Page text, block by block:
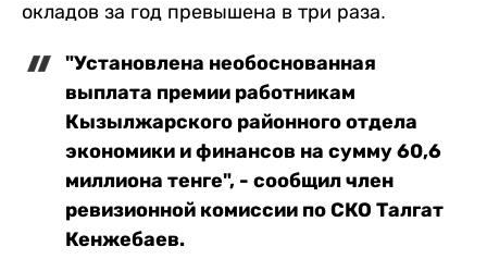
окладов за год превышена в три раза.
"Установлена необоснованная
выплата премии работникам
Кызылжарского районного отдела
экономики и финансов на сумму 60,6
миллиона тенге", - сообщил член
ревизионной комиссии по СКО Талгат
Кенжебаев.